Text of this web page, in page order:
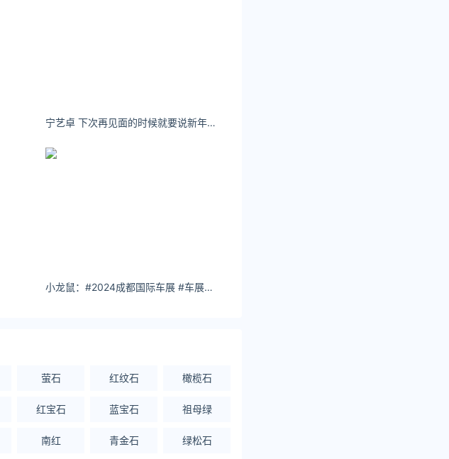
宁艺卓 下次再见面的时候就要说新年快乐了
小龙鼠：#2024成都国际车展 #车展现场 比亚迪展台的小兔御吗
萤石 红纹石 橄榄石
红宝石 蓝宝石 祖母绿
南红 青金石 绿松石